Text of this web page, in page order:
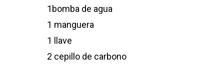
1bomba de agua
1 manguera
1 llave
2 cepillo de carbono